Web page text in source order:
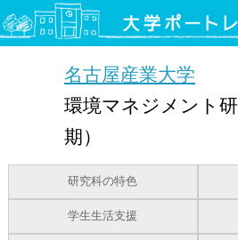
名古屋産業大学
環境マネジメント
期）
研究科の特色
学生生活支援